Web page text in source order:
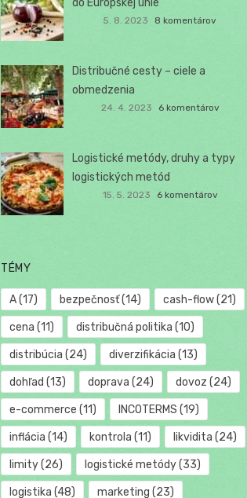
5. 8. 2023 8 komentárov
Distribučné cesty – ciele a
obmedzenia
24. 4. 2023 6 komentárov
Logistické metódy, druhy a typy
logistických metód
15. 5. 2023 6 komentárov
TÉMY
A(17) bezpečnosť(14) cash-flow(21)
cena (11) distribučná politika (10)
distribúcia (24) diverzifikácia (13)
dohľad (13) doprava (24) dovoz (24)
e-commerce (11) INCOTERMS (19)
inflácia (14) kontrola (11) likvidita (24)
limity(26) logistické metódy(33)
logistika (48) marketing (23)